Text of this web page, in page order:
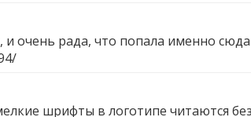
очень рада, что попала именно
шрифты в логотипе читаются